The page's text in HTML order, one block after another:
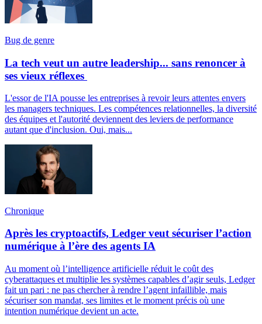
Bug de genre
La tech veut un autre leadership... sans renoncer à
ses vieux réflexes
L'essor de l'IA pousse les entreprises à revoir leurs attentes envers
les managers techniques. Les compétences relationnelles, la diversité
des équipes et l'autorité deviennent des leviers de performance
autant que d'inclusion. Oui, mais...
Chronique
Après les cryptoactifs, Ledger veut sécuriser l’action
numérique à l’ère des agents IA
Au moment où l’intelligence artificielle réduit le coût des
cyberattaques et multiplie les systèmes capables d’agir seuls, Ledger
fait un pari : ne pas chercher à rendre l’agent infaillible, mais
sécuriser son mandat, ses limites et le moment précis où une
intention numérique devient un acte.